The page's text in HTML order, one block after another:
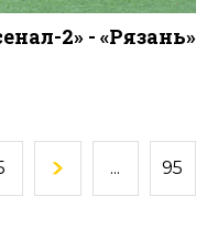
2» - «Рязань»
... 95